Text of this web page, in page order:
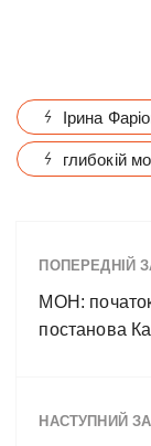
Ірина
глибокій
ПОПЕРЕДНІЙ
МОН:
постанова
НАСТУПНИЙ